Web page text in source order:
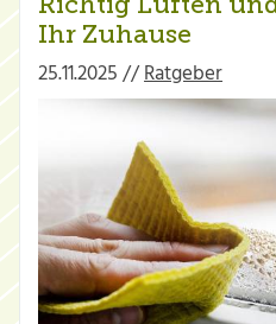
Ihr Zuhause
25.11.2025 //Ratgeber